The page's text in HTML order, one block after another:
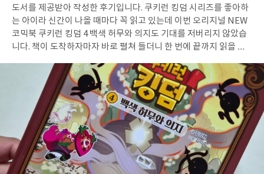
일
도서를 제공받아 작성한 후기입니다. 쿠키런 킹덤 시리즈를 좋아하
는 아이라 신간이 나올 때마다 꼭 읽고 있는데 이번 오리지널 NEW
코믹북 쿠키런 킹덤 4 백색 허무와 의지도 기대를 저버리지 않았습
니다. 책이 도착하자마자 바로 펼쳐 들더니 한 번에 끝까지 읽을 정
장하면서 이야기가 더욱 긴장감 있게 전개됩니다. 백색 허무라는 새
로운 힘과 맞서는 과정이 흥미롭게 그려져 있어서 다음 장면이 계속
궁금해졌습니다. 중간중간 유쾌한 장면도 적절하게 들어 있어 아이
가 웃으면서 읽는 모습도 볼 수 있었습니다.무엇보다 좋았던 점은 단
순히 재미있는 만화로 끝나는 것이 아니라 서로를 믿는 마음과 포기
하지 않는 의지, 친구를 위해 용기를 내는 모습 등을 자연스럽게 담
아냈다는 점입니다. 아이도 책을 읽고 난 뒤 가장 기억에 남는 장면
을 이야기하며 등장인물의 선택에 대해 자신의 생각을 말해 보더라